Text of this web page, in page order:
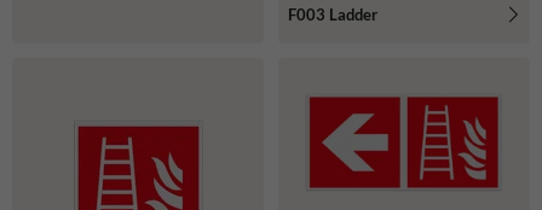
F003 Ladder